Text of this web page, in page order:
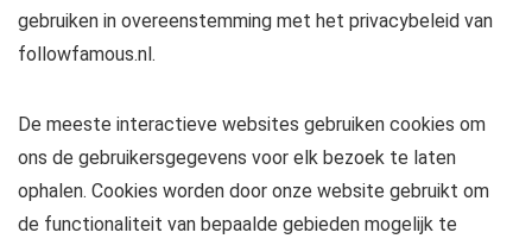
gebruiken in overeenstemming met het privacybeleid van
followfamous.nl.
De meeste interactieve websites gebruiken cookies om
ons de gebruikersgegevens voor elk bezoek te laten
ophalen. Cookies worden door onze website gebruikt om
de functionaliteit van bepaalde gebieden mogelijk te